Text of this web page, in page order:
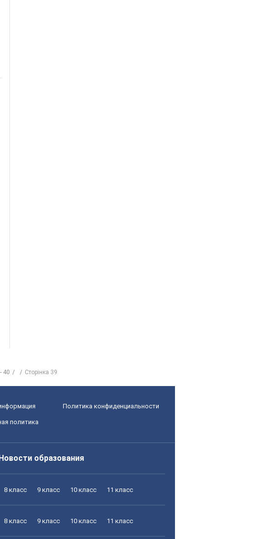
40 Сторінка 39
Политика конфиденциальности
политика
образования
8 класс 9 класс 10 класс 11 класс
8 класс 9 класс 10 класс 11 класс